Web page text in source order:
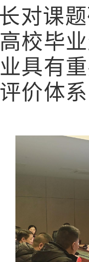
对课
校毕
具有
价体